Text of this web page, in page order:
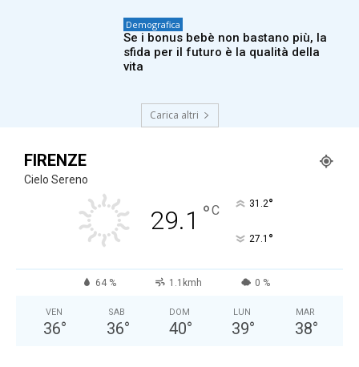
Demografica
Se i bonus bebè non bastano più, la
sfida per il futuro è la qualità della
vita
Carica altri
FIRENZE
Cielo Sereno
29.1 °C 31.2°
27.1 °
64 % 1.1kmh 0 %
VEN
36°
SAB
36°
DOM
40°
LUN
39°
MAR
38°